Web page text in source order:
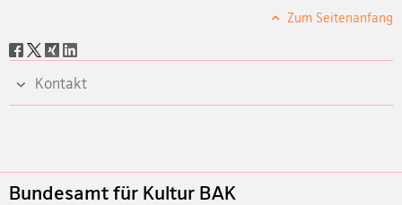
Zum Seitenanfang
Social
Kontakt
Footer
Bundesamt für Kultur BAK